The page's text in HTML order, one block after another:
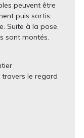
peuvent être
puis sortis
Suite à la pose,
sont montés.
le regard